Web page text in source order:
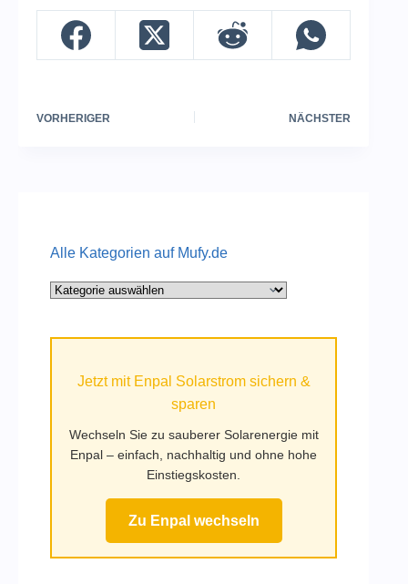
VORHERIGER NÄCHSTER
Alle Kategorien auf Mufy.de
Alle
Jetzt mit Enpal Solarstrom sichern &
sparen
Wechseln Sie zu sauberer Solarenergie mit
Enpal – einfach, nachhaltig und ohne hohe
Einstiegskosten.
Zu Enpal wechseln